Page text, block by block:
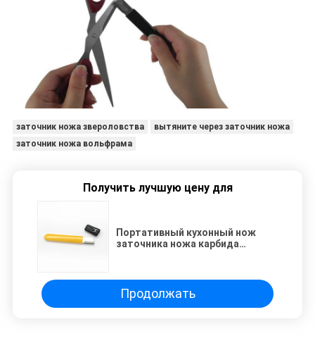
заточник ножа звероловства
вытяните через заточник ножа
заточник ножа вольфрама
Получить лучшую цену для
Портативный кухонный нож
заточника ножа карбида
Продолжать